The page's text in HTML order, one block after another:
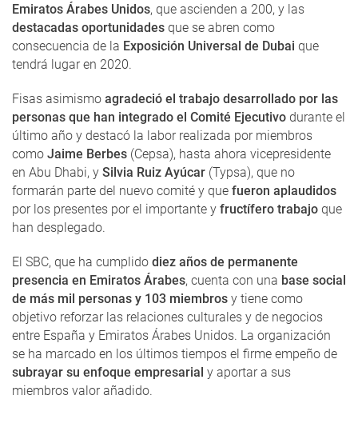
Emiratos Árabes Unidos, que ascienden a 200, y las
destacadas oportunidades que se abren como
consecuencia de la Exposición Universal de Dubai que
tendrá lugar en 2020.
Fisas asimismo agradeció el trabajo desarrollado por las
personas que han integrado el Comité Ejecutivo durante el
último año y destacó la labor realizada por miembros
como Jaime Berbes (Cepsa), hasta ahora vicepresidente
en Abu Dhabi, y Silvia Ruiz Ayúcar (Typsa), que no
formarán parte del nuevo comité y que fueron aplaudidos
por los presentes por el importante y fructífero trabajo que
han desplegado.
El SBC, que ha cumplido diez años de permanente
presencia en Emiratos Árabes, cuenta con una base social
de más mil personas y 103 miembros y tiene como
objetivo reforzar las relaciones culturales y de negocios
entre España y Emiratos Árabes Unidos. La organización
se ha marcado en los últimos tiempos el firme empeño de
subrayar su enfoque empresarial y aportar a sus
miembros valor añadido.